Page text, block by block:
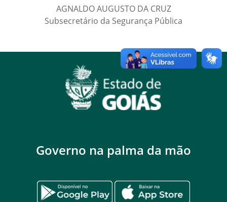
AGNALDO AUGUSTO DA CRUZ
Subsecretário da Segurança Pública
Governo na palma da mão